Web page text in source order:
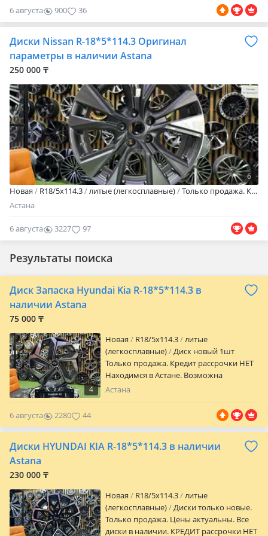
6 августа 900 36
Диски Nissan R-18*5*114.3 Оригинал
параметры в наличии Astana
250 000 ₸
6
Новая R18/5x114.3 литые (легкосплавные)
Только продажа. Кредит рассрочки НЕТ Находимся в Астане. Состояние новое Возможна отправка в другие города и регионы. Отличное качество. Цена за комплект из 4х Шт. Гарантия на заводской брак и шиномонтаж в любом автосервисе. Параметры дисков R 18/5/114.3 Et + 50 вылет Цо 66.1 посадочное J 7.5 ширина. Цвет графит
Астана
6 августа 3227 97
Результаты поиска
Диск Запаска Hyundai Kia R-18*5*114.3 в
наличии Astana
75 000 ₸
4
Новая R18/5x114.3
литые
(легкосплавные)
Диск новый 1шт
Только продажа. Кредит рассрочки НЕТ
Находимся в Астане. Возможна
отправка в другие города и регионы.
заводской брак и шиномонтаж в любом
автосервисе. Параметры диска R
18/5/114.3 Et + 50 вылет Цо 67.1
посадочное J 7 ширина
Астана
6 августа 2280 44
Диски HYUNDAI KIA R-18*5*114.3 в наличии
Astana
230 000 ₸
Новая R18/5x114.3
литые
(легкосплавные)
Диски только новые.
Только продажа. Цены актуальны. Все
диски в наличии. КРЕДИТ рассрочки НЕТ